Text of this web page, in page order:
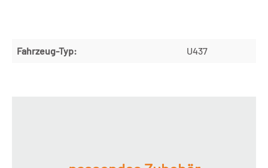
Fahrzeug-Typ: U437